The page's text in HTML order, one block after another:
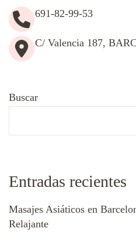
691-82-99-53
C/ Valencia 187,
Buscar
Entradas recientes
Masajes Asiáticos en
Relajante